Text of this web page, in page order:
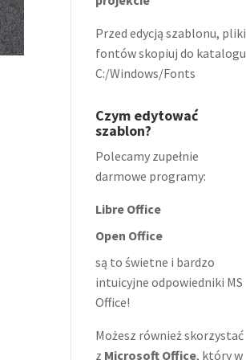
Przed edycją szablonu, pliki
fontów skopiuj do katalogu
C:/Windows/Fonts
Czym edytować
szablon?
Polecamy zupełnie
darmowe programy:
Libre Office
Open Office
są to świetne i bardzo
intuicyjne odpowiedniki MS
Office!
Możesz również skorzystać
z Microsoft Office, który w